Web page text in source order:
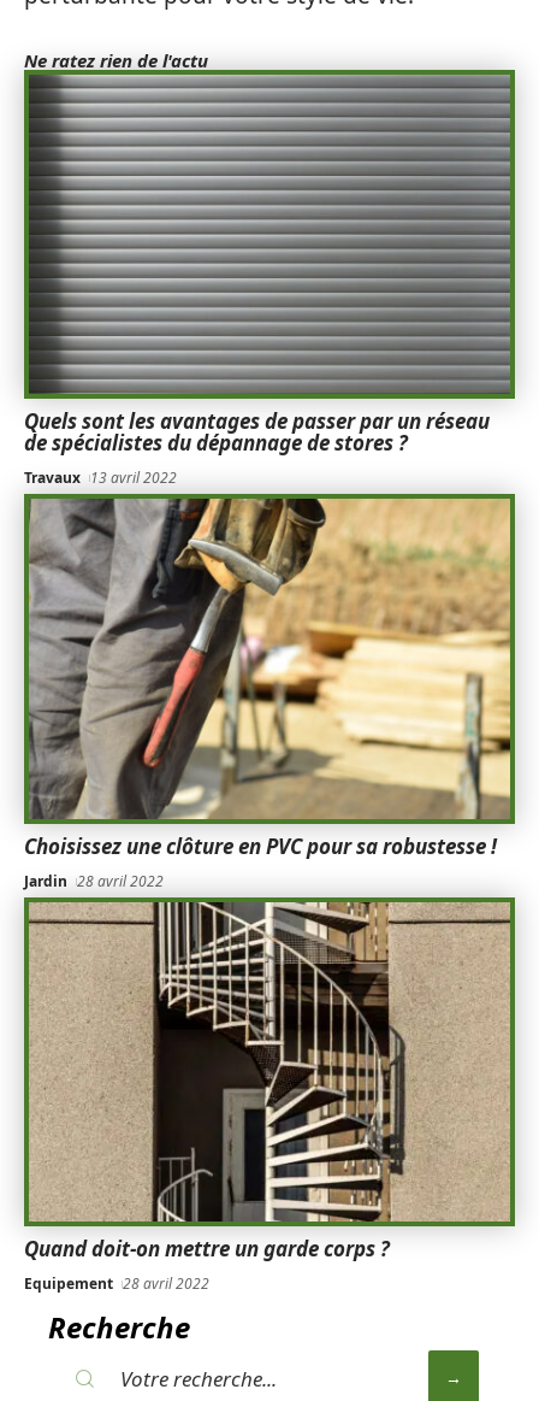
Ne ratez rien de l'actu
Quels sont les avantages de passer par un réseau
de spécialistes du dépannage de stores ?
Travaux 13 avril 2022
Choisissez une clôture en PVC pour sa robustesse !
Jardin 28 avril 2022
Quand doit-on mettre un garde corps ?
Equipement 28 avril 2022
Recherche